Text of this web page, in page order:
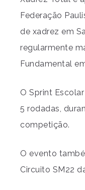
Federação
de xadrez em
regularmente
Fundamental
O Sprint
5 rodadas,
competição.
O evento
Circuito SM22